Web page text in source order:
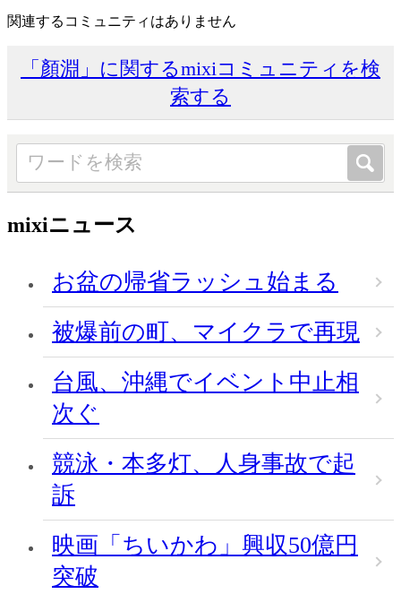
関連するコミュニティはありません
「顏淵」に関するmixiコミュニティを検
索する
mixiニュース
お盆の帰省ラッシュ始まる
被爆前の町、マイクラで再現
台風、沖縄でイベント中止相
次ぐ
競泳・本多灯、人身事故で起
訴
映画「ちいかわ」興収50億円
突破